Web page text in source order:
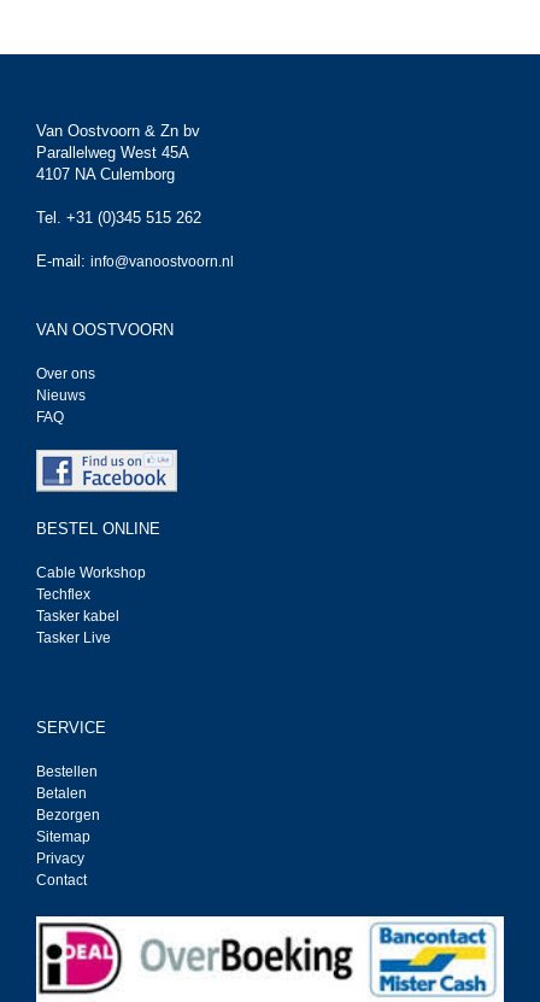
Van Oostvoorn & Zn bv
Parallelweg West 45A
4107 NA Culemborg
Tel. +31 (0)345 515 262
E-mail: info@vanoostvoorn.nl
VAN OOSTVOORN
Over ons
Nieuws
FAQ
BESTEL ONLINE
Cable Workshop
Techflex
Tasker kabel
Tasker Live
SERVICE
Bestellen
Betalen
Bezorgen
Sitemap
Privacy
Contact